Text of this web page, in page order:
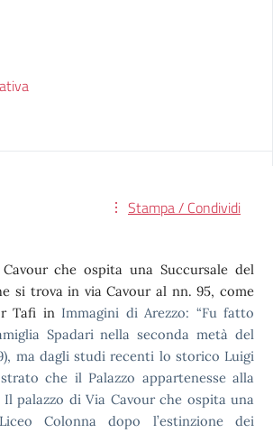
Stampa / Condividi
che ospita una Succursale del
si trova in via Cavour al nn. 95, come
Tafi in Immagini di Arezzo: “Fu fatto
Spadari nella seconda metà del
ma dagli studi recenti lo storico Luigi
che il Palazzo appartenesse alla
palazzo di Via Cavour che ospita una
Colonna dopo l’estinzione dei